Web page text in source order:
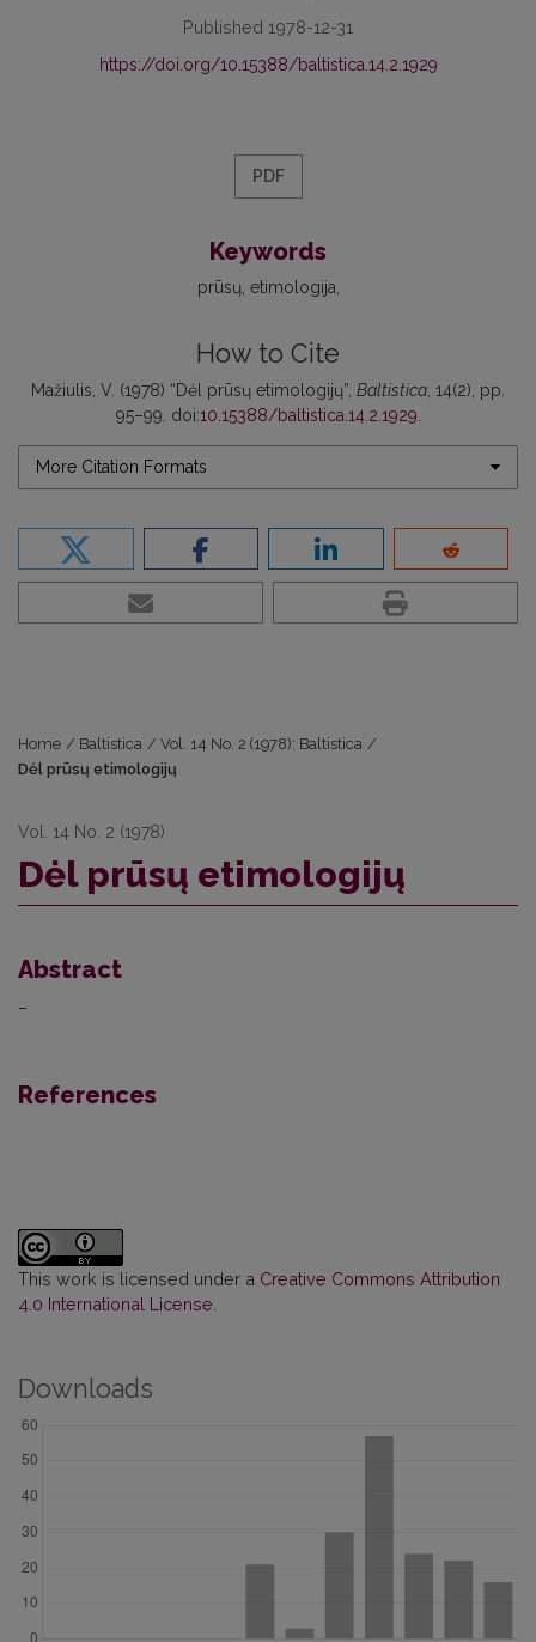
Published 1978-12-31
https://doi.org/10.15388/baltistica.14.2.1929
PDF
Keywords
prūsų etimologija
How to Cite
Mažiulis, V. (1978) “Dėl prūsų etimologijų”, Baltistica , 14(2), pp.
95–99. doi:10.15388/baltistica.14.2.1929
More Citation Formats
Home / Baltistica / Vol. 14 No. 2 (1978): Baltistica /
Dėl prūsų etimologijų
Vol. 14 No. 2 (1978)
Dėl prūsų etimologijų
Abstract
–
References
This work is licensed under a Creative Commons Attribution
4.0 International License
Downloads